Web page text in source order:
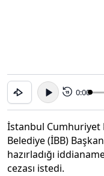
15 0:00
İstanbul Cumhuriyet
Belediye (İBB)
hazırladığı
cezası istedi.